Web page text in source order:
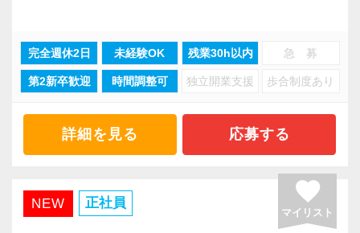
緒に働ける方を求めています】
「こんな明るい事務所ははじめて」と言われる
実践型インターンは成⻑性を重視していて、や
りがいを持てることとステップアップできるこ
将来会計事務所で活躍したい熱い想いのある
方、お待ちしています！
また、職場環境の改善に積極的に取り組む企業
に対して認証される「社労士診断認証制度」を
「職場環境改善宣言企業」と「経営労務診断実
施企業」の認定を受け、今後も社員が働きやす
い環境づくりを積極的に推進していきます。
長く安心して働ける環境を用意してお待ちして
おりますので、当社で将来の不安なく働いてみ
客への価値提供そのものを再設計しています。
賞金総額100万円の「AI HACK Challenge」を実
施し、優れた取り組みに賞金を支給しました。
そこで生まれた活用事例を実務へ広げ、仕訳入
力や申告書作成だけでなく、事業計画書の作成
など、顧客支援の領域でもAI活用が進んでいま
完全週休2日 未経験OK 残業30h以内 急 募
第2新卒歓迎 時間調整可 独立開業支援 歩合制度あり
詳細を見る 応募する
NEW 正社員 favorite
マイリスト